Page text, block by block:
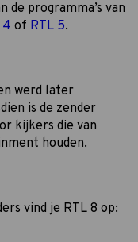
de programma’s van
4 of RTL 5.
werd later
is de zender
kijkers die van
houden.
vind je RTL 8 op: